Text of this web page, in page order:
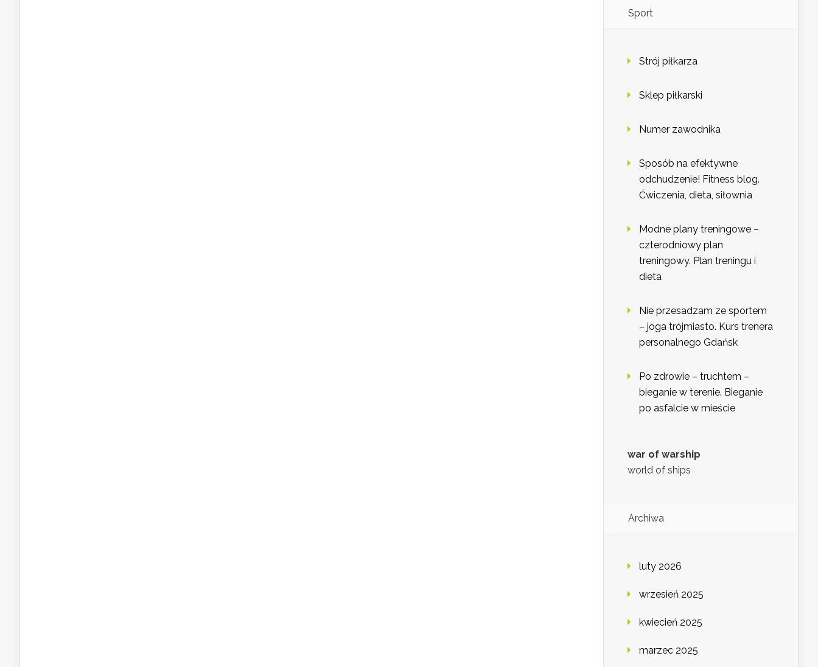
Sport
Strój piłkarza
Sklep piłkarski
Numer zawodnika
Sposób na efektywne
odchudzenie! Fitness blog.
Ćwiczenia, dieta, siłownia
Modne plany treningowe –
czterodniowy plan
treningowy. Plan treningu i
dieta
Nie przesadzam ze sportem
– joga trójmiasto. Kurs trenera
personalnego Gdańsk
Po zdrowie – truchtem –
bieganie w terenie. Bieganie
po asfalcie w mieście
war of warship
world of ships
Archiwa
luty 2026
wrzesień 2025
kwiecień 2025
marzec 2025